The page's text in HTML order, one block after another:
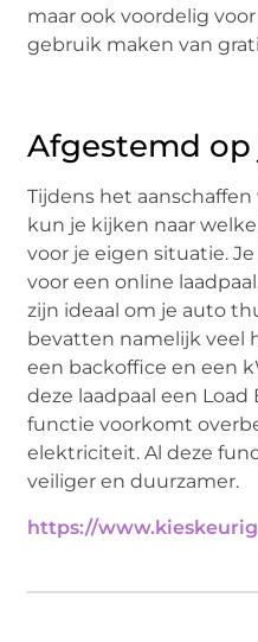
maar ook voordelig
gebruik maken van
Afgestemd
Tijdens het
kun je kijken naar
voor je eigen situatie.
voor een online
zijn ideaal om je auto
bevatten namelijk veel
een backoffice en een
deze laadpaal een
functie voorkomt
elektriciteit. Al deze
veiliger en duurzamer.
https://